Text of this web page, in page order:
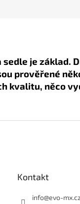
je základ.
prověřené
kvalitu, něco
Kontakt
info@evo-